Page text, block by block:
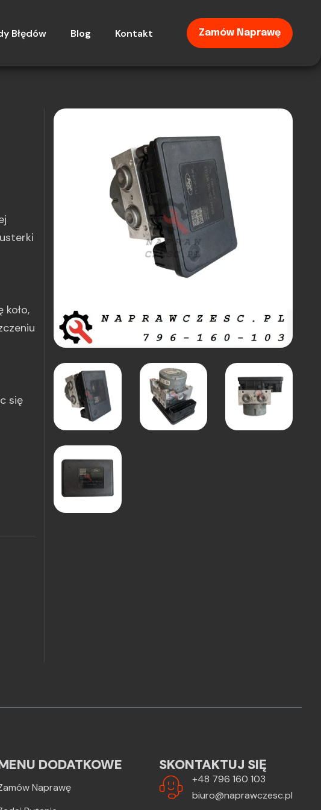
Błędów Blog Kontakt Zamów Naprawę
się
DODATKOWE
Naprawę
SKONTAKTUJ SIĘ
+48 796 160 103
biuro@naprawczesc.pl